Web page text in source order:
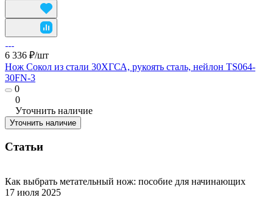
6 336 ₽/шт
Нож Сокол из стали 30ХГСА, рукоять сталь, нейлон TS064-
30FN-3
0
0
Уточнить наличие
Уточнить наличие
Статьи
Как выбрать метательный нож: пособие для начинающих
17 июля 2025